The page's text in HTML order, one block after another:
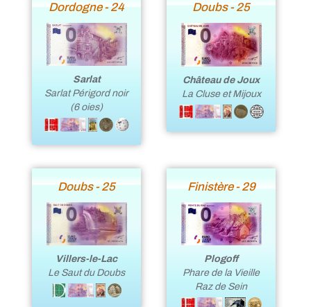
Dordogne - 24
Sarlat
Sarlat Périgord noir
(6 oies)
Doubs - 25
Château de Joux
La Cluse et Mijoux
Doubs - 25
Villers-le-Lac
Le Saut du Doubs
Finistère - 29
Plogoff
Phare de la Vieille
Raz de Sein